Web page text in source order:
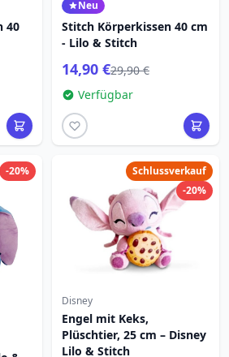
40
Neu
Stitch Körperkissen 40 cm
- Lilo & Stitch
14,90 €29,90 €
Verfügbar
-20%
Schlussverkauf
-20%
Disney
Engel mit Keks,
Plüschtier, 25 cm – Disney
Lilo & Stitch